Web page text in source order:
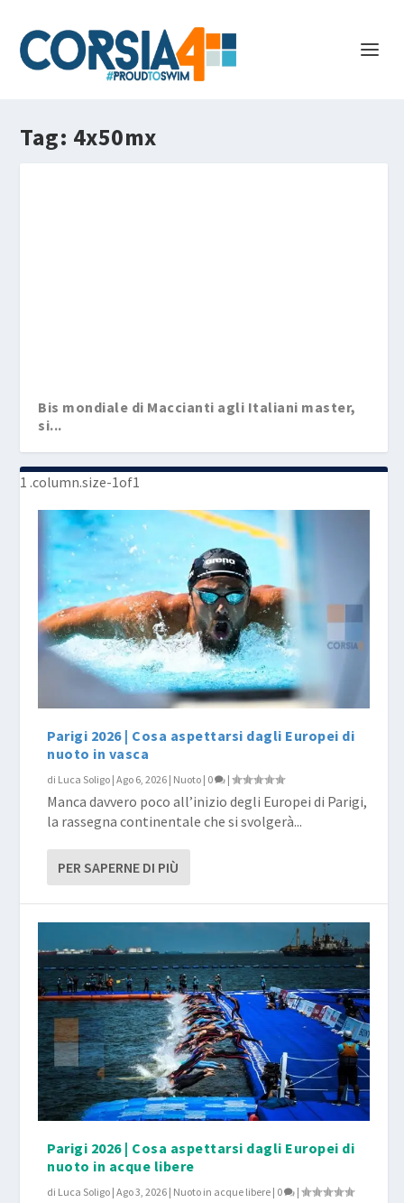
Tag: 4x50mx
Bis mondiale di Maccianti agli Italiani master,
si...
Parigi 2026 | Cosa aspettarsi dagli Europei di
nuoto in vasca
di Luca Soligo |Ago 6, 2026 | Nuoto | 0 |
Manca davvero poco all’inizio degli Europei di Parigi,
la rassegna continentale che si svolgerà...
PER SAPERNE DI PIÙ
Parigi 2026 | Cosa aspettarsi dagli Europei di
nuoto in acque libere
di Luca Soligo |Ago 3, 2026 | Nuoto in acque libere | 0 |